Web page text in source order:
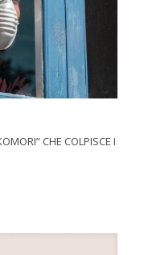
CHE COLPISCE I